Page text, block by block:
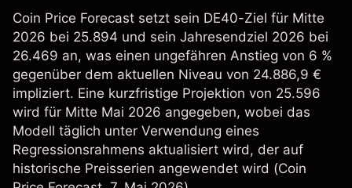
Coin Price Forecast setzt sein DE40-Ziel für Mitte
2026 bei 25.894 und sein Jahresendziel 2026 bei
26.469 an, was einen ungefähren Anstieg von 6 %
gegenüber dem aktuellen Niveau von 24.886,9 €
impliziert. Eine kurzfristige Projektion von 25.596
wird für Mitte Mai 2026 angegeben, wobei das
Modell täglich unter Verwendung eines
Regressionsrahmens aktualisiert wird, der auf
historische Preisserien angewendet wird (Coin